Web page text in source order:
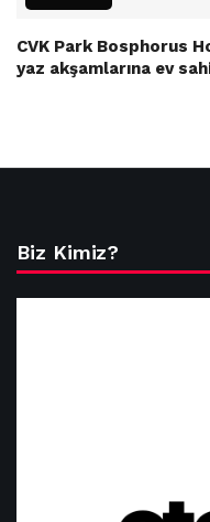
CVK Park Bosphorus
yaz akşamlarına ev
Biz Kimiz?